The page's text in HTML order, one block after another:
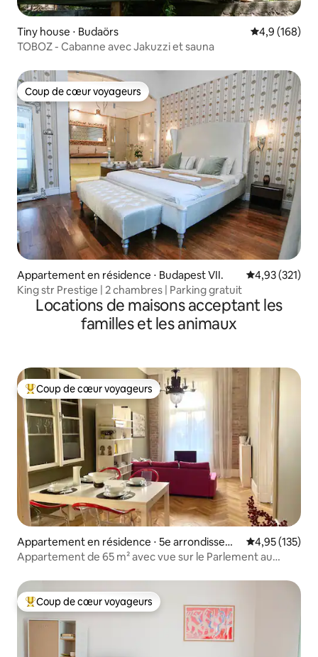
Tiny house ⋅ Budaörs Évaluation
4,9 (168)
TOBOZ - Cabanne avec Jakuzzi et sauna
Coup de cœur voyageurs
Coup de cœur voyageurs
Appartement en résidence ⋅ Budapest VII. Évaluation
4,93 (321)
King str Prestige | 2 chambres | Parking gratuit
Locations de maisons acceptant les
familles et les animaux
Coups de cœur voyageurs les plus appréciés
Coup de cœur voyageurs
Appartement en résidence ⋅ 5e arrondissem
ent de Budapest
Évaluation
4,95 (135)
Appartement de 65 m² avec vue sur le Parlement au
Coups de cœur voyageurs les plus appréciés
Coup de cœur voyageurs